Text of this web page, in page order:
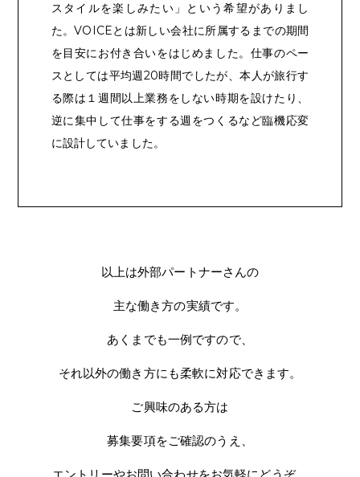
スタイルを楽しみたい」という希望がありまし
た。VOICEとは新しい会社に所属するまでの期間
を目安にお付き合いをはじめました。仕事のペー
スとしては平均週20時間でしたが、本人が旅行す
る際は１週間以上業務をしない時期を設けたり、
逆に集中して仕事をする週をつくるなど臨機応変
に設計していました。
以上は外部パートナーさんの
主な働き方の実績です。
あくまでも一例ですので、
それ以外の働き方にも柔軟に対応できます。
ご興味のある方は
募集要項をご確認のうえ、